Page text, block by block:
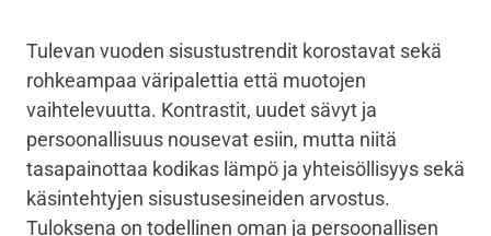
Tulevan vuoden sisustustrendit korostavat sekä
rohkeampaa väripalettia että muotojen
vaihtelevuutta. Kontrastit, uudet sävyt ja
persoonallisuus nousevat esiin, mutta niitä
tasapainottaa kodikas lämpö ja yhteisöllisyys sekä
käsintehtyjen sisustusesineiden arvostus.
Tuloksena on todellinen oman ja persoonallisen